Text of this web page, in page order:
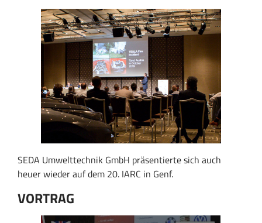
SEDA Umwelttechnik GmbH präsentierte sich auch
heuer wieder auf dem 20. IARC in Genf.
VORTRAG